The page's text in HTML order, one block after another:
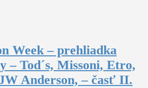
Week – prehliadka
– Tod´s, Missoni, Etro,
Anderson, – časť II.